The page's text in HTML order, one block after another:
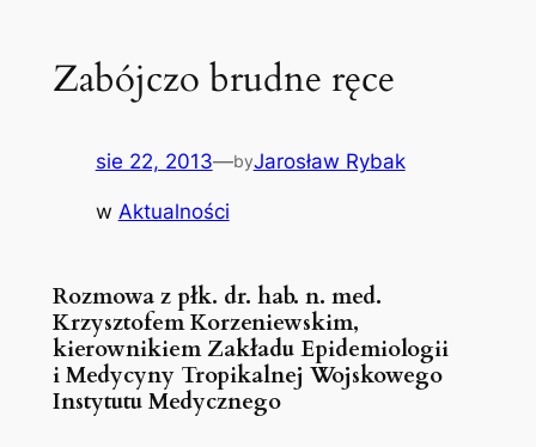
Zabójczo brudne ręce
sie 22, 2013—byJarosław Rybak
w Aktualności
Rozmowa z płk. dr. hab. n. med.
Krzysztofem Korzeniewskim,
kierownikiem Zakładu Epidemiologii
i Medycyny Tropikalnej Wojskowego
Instytutu Medycznego